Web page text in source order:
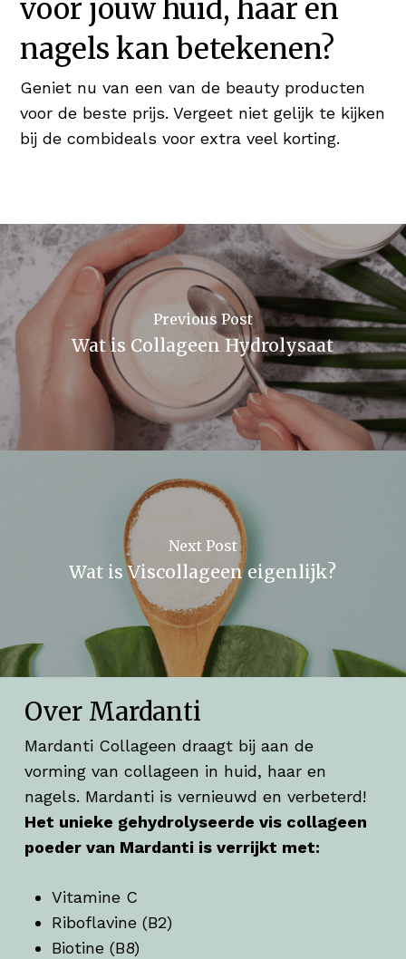
voor jouw huid, haar en
nagels kan betekenen?
Geniet nu van een van de beauty producten
voor de beste prijs. Vergeet niet gelijk te kijken
bij de combideals voor extra veel korting.
Previous Post
Wat is Collageen Hydrolysaat
Next Post
Wat is Viscollageen eigenlijk?
Over Mardanti
Mardanti Collageen draagt bij aan de
vorming van collageen in huid, haar en
nagels. Mardanti is vernieuwd en verbeterd!
Het unieke gehydrolyseerde vis collageen
poeder van Mardanti is verrijkt met:
Vitamine C
Riboflavine (B2)
Biotine (B8)